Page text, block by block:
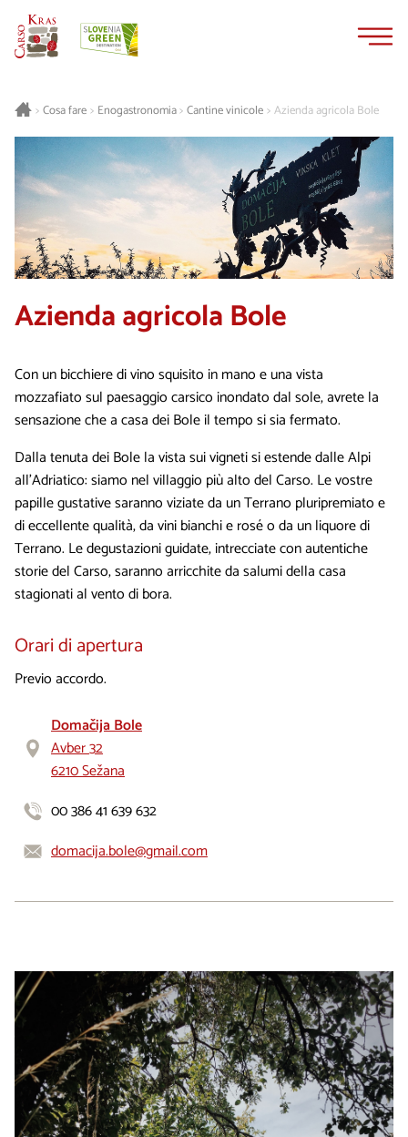
>Cosa fare> Enogastronomia>Cantine vinicole>Azienda agricola Bole
Azienda agricola Bole
Con un bicchiere di vino squisito in mano e una vista
mozzafiato sul paesaggio carsico inondato dal sole, avrete la
sensazione che a casa dei Bole il tempo si sia fermato.
Dalla tenuta dei Bole la vista sui vigneti si estende dalle Alpi
all’Adriatico: siamo nel villaggio più alto del Carso. Le vostre
papille gustative saranno viziate da un Terrano pluripremiato e
di eccellente qualità, da vini bianchi e rosé o da un liquore di
Terrano. Le degustazioni guidate, intrecciate con autentiche
storie del Carso, saranno arricchite da salumi della casa
stagionati al vento di bora.
Orari di apertura
Previo accordo.
Domačija Bole
Avber 32
6210 Sežana
00 386 41 639 632
domacija.bole@gmail.com